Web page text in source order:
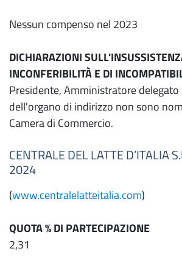
Nessun compenso nel 2023
DICHIARAZIONI
INCONFERIBILITÀ E DI
Presidente, Amministratore
dell'organo di indirizzo non sono
Camera di Commercio.
CENTRALE DEL LATTE D’ITALIA
2024
(www.centralelatteitalia.com)
QUOTA % DI PARTECIPAZIONE
2,31